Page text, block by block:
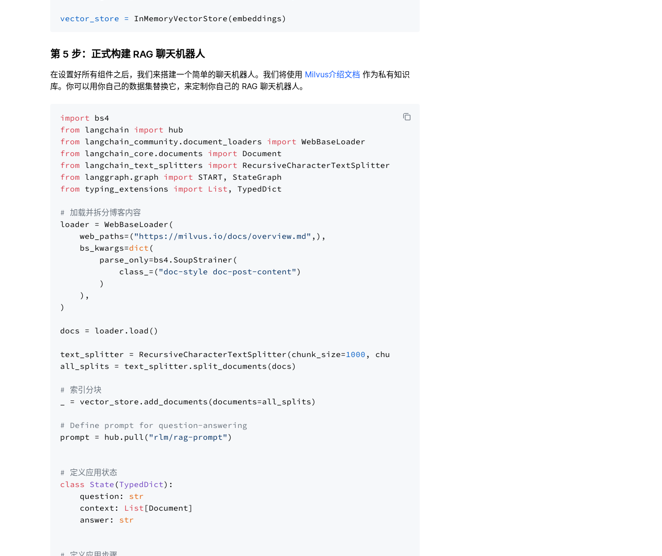
vector_store =
第 5 步：正式构建 RAG 聊天机器人
在设置好所有组件之后，我们来搭建一个简单的聊天机器人。我们将使用 Milvus介绍文档 作为私有知识
库。你可以用你自己的数据集替换它，来定制你自己的 RAG 聊天机器人。
import
from langchain import
from langchain_community.document_loaders import
from langchain_core.documents import
from langchain_text_splitters import
from langgraph.graph import
from typing_extensions import List , TypedDict
# 加载并拆分博客内容
loader = WebBaseLoader(
    web_paths=(
"https://milvus.io/docs/overview.md" ,),
    bs_kwargs=
dict (
        parse_only=bs4.SoupStrainer(
            class_=(
"doc-style doc-post-content" )
        )
    ),
)
docs = loader.load()
text_splitter = RecursiveCharacterTextSplitter(chunk_size=1000 , chunk_overlap=
all_splits = text_splitter.split_documents(docs)
# 索引分块
_ = vector_store.add_documents(documents=all_splits)
# Define prompt for question-answering
prompt = hub.pull( "rlm/rag-prompt" )
# 定义应用状态
class State (TypedDict):
    question:
str
    context:
List [Document]
    answer:
str